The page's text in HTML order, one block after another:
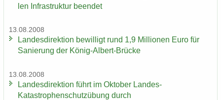
len In­fra­struk­tur be­en­det
13.08.2008
Lan­des­di­rek­ti­on be­wil­ligt rund 1,9 Mil­lio­nen Euro für
Sa­nie­rung der König-​Albert-Brücke
13.08.2008
Lan­des­di­rek­ti­on führt im Ok­to­ber Landes-​
Katastrophenschutzübung durch